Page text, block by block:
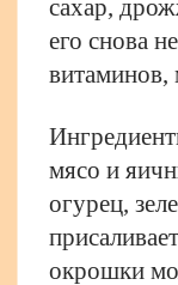
сахар,
его снова
витаминов,
мясо и
огурец,
окрошки